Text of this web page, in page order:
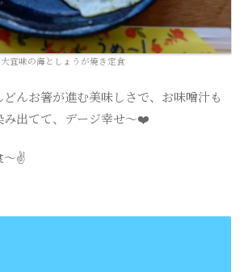
大宜味の海としょうが焼き定食
んお箸が進む美味しさで、お味噌汁も
み出てて、デージ幸せ〜❤️
〜✌️